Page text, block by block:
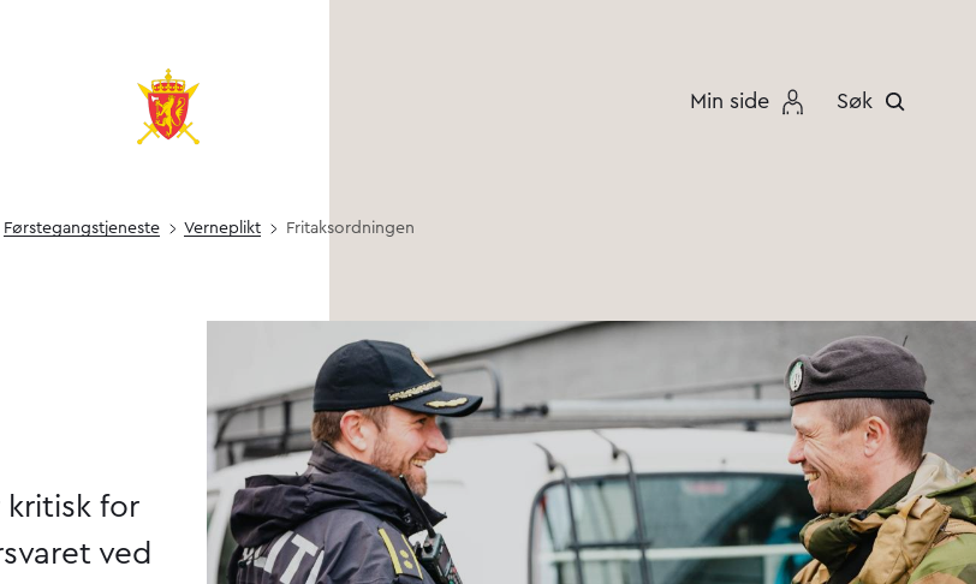
Min side Søk
Førstegang­s­­tjeneste Verneplikt Fritaks­ordningen
kritisk for
ved